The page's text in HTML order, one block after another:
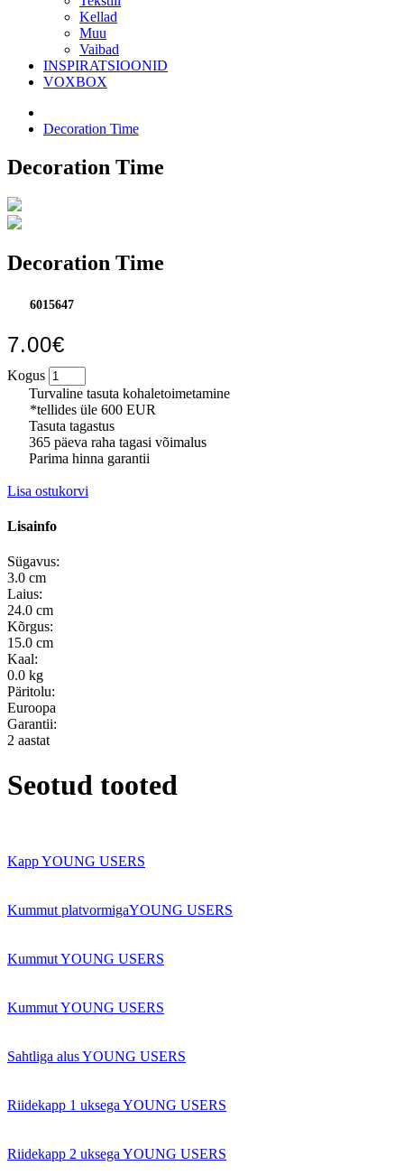
Kellad
Muu
Vaibad
INSPIRATSIOONID
VOXBOX
Decoration Time
Decoration Time
Decoration Time
6015647
7.00€
Kogus
Turvaline tasuta kohaletoimetamine
*tellides üle 600 EUR
Tasuta tagastus
365 päeva raha tagasi võimalus
Parima hinna garantii
Lisa ostukorvi
Lisainfo
Sügavus:
3.0 cm
Laius:
24.0 cm
Kõrgus:
15.0 cm
Kaal:
0.0 kg
Päritolu:
Euroopa
Garantii:
2 aastat
Seotud tooted
Kapp YOUNG USERS
Kummut platvormigaYOUNG USERS
Kummut YOUNG USERS
Kummut YOUNG USERS
Sahtliga alus YOUNG USERS
Riidekapp 1 uksega YOUNG USERS
Riidekapp 2 uksega YOUNG USERS